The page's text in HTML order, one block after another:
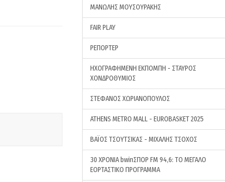
ΜΑΝΩΛΗΣ ΜΟΥΣΟΥΡΑΚΗΣ
FAIR PLAY
ΡΕΠΟΡΤΕΡ
ΗΧΟΓΡΑΦΗΜΕΝΗ ΕΚΠΟΜΠΗ - ΣΤΑΥΡΟΣ
ΧΟΝΔΡΟΘΥΜΙΟΣ
ΣΤΕΦΑΝΟΣ ΧΩΡΙΑΝΟΠΟΥΛΟΣ
ATHENS METRO MALL - EUROBASKET 2025
ΒΑΪΟΣ ΤΣΟΥΤΣΙΚΑΣ - ΜΙΧΑΛΗΣ ΤΣΟΧΟΣ
30 ΧΡΟΝΙΑ bwinΣΠΟΡ FM 94,6: ΤΟ ΜΕΓΑΛΟ
ΕΟΡΤΑΣΤΙΚΟ ΠΡΟΓΡΑΜΜΑ